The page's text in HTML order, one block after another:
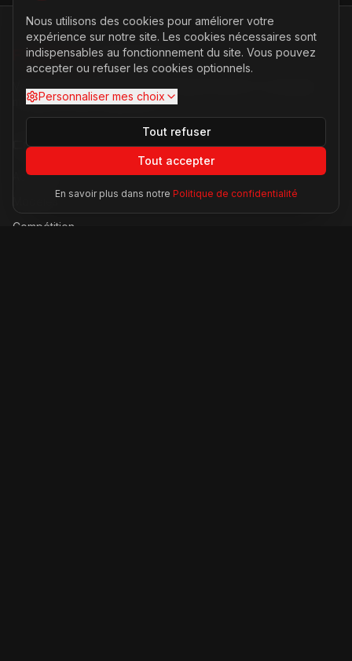
FERRARI PASSION
Votre source d'actualités sur l'univers Ferrari. F1, nouveaux
modèles, histoire légendaire.
Catégories
Actualités
Modèles
Compétition
Nous utilisons des cookies pour améliorer votre
expérience sur notre site. Les cookies nécessaires sont
indispensables au fonctionnement du site. Vous pouvez
accepter ou refuser les cookies optionnels.
Personnaliser mes choix
Tout refuser
Tout accepter
En savoir plus dans notre Politique de confidentialité